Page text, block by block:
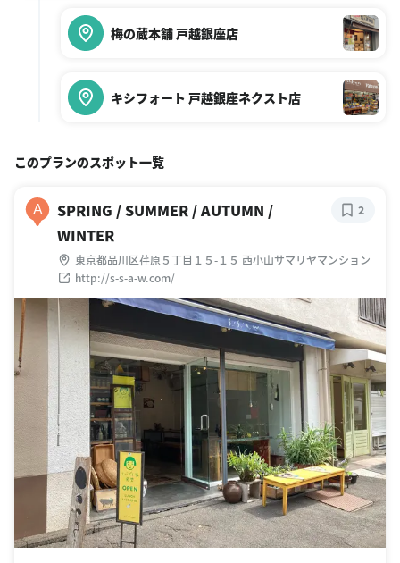
梅の蔵本舗 戸越銀座店
キシフォート 戸越銀座ネクスト店
このプランのスポット一覧
A
SPRING / SUMMER / AUTUMN /
WINTER
東京都品川区荏原５丁目１５-１５ 西小山サマリヤマンション
http://s-s-a-w.com/
2